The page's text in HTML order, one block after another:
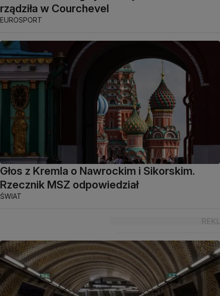
rządziła w Courchevel
EUROSPORT
Głos z Kremla o Nawrockim i Sikorskim.
Rzecznik MSZ odpowiedział
ŚWIAT